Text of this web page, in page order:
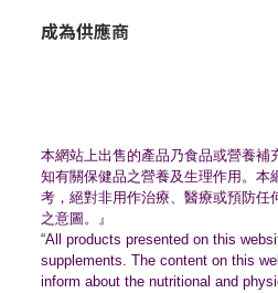
成為供應商
本網站上出售的產品乃食品或營養補
知有關保健品之營養及生理作用。 本
考，絕對非用作治療、 醫療或預防任
之意圖。』
“All products presented on this
supplements. The content on this
inform about the nutritional and